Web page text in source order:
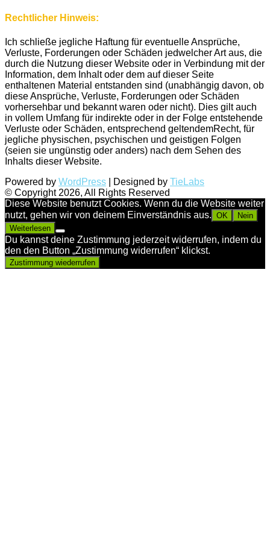
Rechtlicher Hinweis:
Ich schließe jegliche Haftung für eventuelle Ansprüche,
Verluste, Forderungen oder Schäden jedwelcher Art aus, die
durch die Nutzung dieser Website oder in Verbindung mit der
Information, dem Inhalt oder dem auf dieser Seite
enthaltenen Material entstanden sind (unabhängig davon, ob
diese Ansprüche, Verluste, Forderungen oder Schäden
vorhersehbar und bekannt waren oder nicht). Dies gilt auch
in vollem Umfang für indirekte oder in der Folge entstehende
Verluste oder Schäden, entsprechend geltendemRecht, für
jegliche physischen, psychischen und geistigen Folgen
(seien sie ungünstig oder anders) nach dem Sehen des
Inhalts dieser Website.
Powered by WordPress | Designed by TieLabs
© Copyright 2026, All Rights Reserved
Diese Website benutzt Cookies. Wenn du die Website weiter
nutzt, gehen wir von deinem Einverständnis aus. OK
Nein
Weiterlesen
Du kannst deine Zustimmung jederzeit widerrufen, indem du
den den Button „Zustimmung widerrufen“ klickst.
Zustimmung wiederrufen